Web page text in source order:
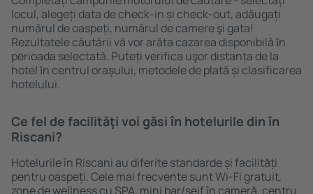
locul, alegeți data de check-in și check-out, adăugați
numărul de oaspeți, numărul de camere şi gata!
Rezultatele căutării vă vor arăta cazarea disponibilă ȋn
perioada selectată. Puteți verifica uşor distanța de la
hotel ȋn centrul orașului, metodele de plată și clasificarea
hotelului.
Ce fel de facilităţi voi găsi ȋn hotelurile din în
Riscani?
Hotelurile în Riscani au diferite standarde și facilități
pentru oaspeți. Cele mai frecvente sunt Wi-Fi gratuit,
zone de wellness cu SPA, mini bar/seif în cameră, centru